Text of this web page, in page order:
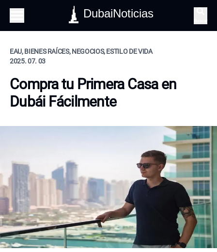
DubaiNoticias
EAU, BIENES RAÍCES, NEGOCIOS, ESTILO DE VIDA
2025. 07. 03
Compra tu Primera Casa en
Dubái Fácilmente